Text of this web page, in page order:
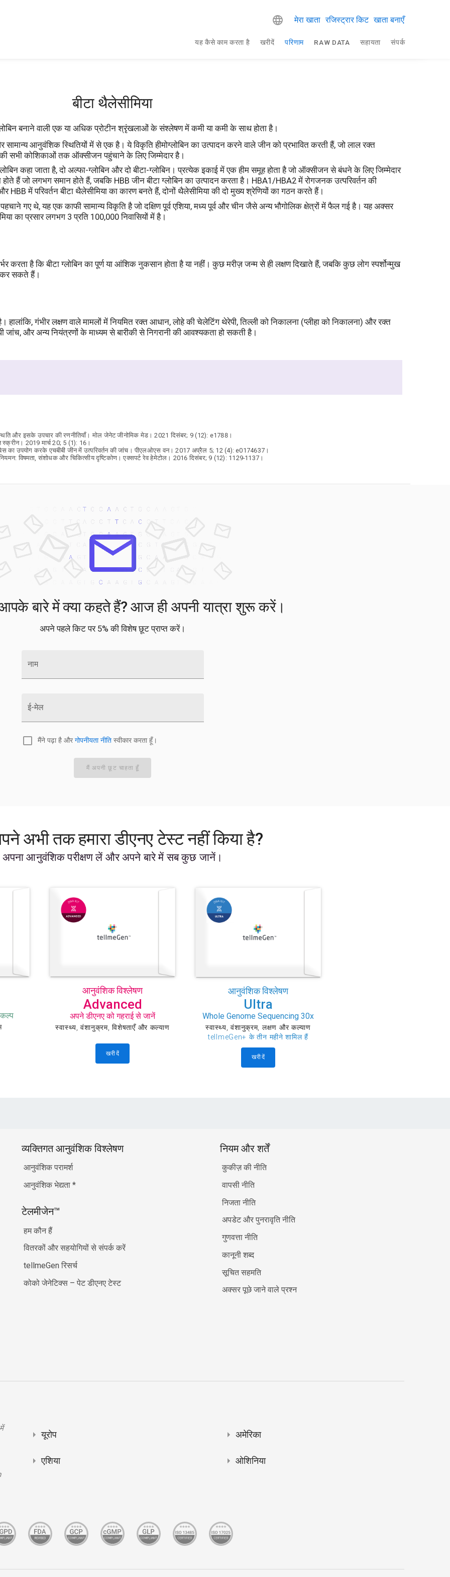
मेरा खाता रजिस्ट्रार किट खाता बनाएँ
यह कैसे काम करता है खरीदें परिणाम RAW DATA सहायता संपर्क
बीटा थैलेसीमिया
बनाने वाली एक या अधिक प्रोटीन श्रृंखलाओं के संश्लेषण में कमी या कमी के साथ होता है।
आनुवंशिक स्थितियों में से एक है। ये विकृति हीमोग्लोबिन का उत्पादन करने वाले जीन को प्रभावित करती हैं, जो लाल रक्त
सभी कोशिकाओं तक ऑक्सीजन पहुंचाने के लिए जिम्मेदार है।
कहा जाता है, दो अल्फा-ग्लोबिन और दो बीटा-ग्लोबिन। प्रत्येक इकाई में एक हीम समूह होता है जो ऑक्सीजन से बंधने के लिए जिम्मेदार
होते हैं जो लगभग समान होते हैं, जबकि HBB जीन बीटा ग्लोबिन का उत्पादन करता है। HBA1/HBA2 में रोगजनक उत्परिवर्तन की
में परिवर्तन बीटा थैलेसीमिया का कारण बनते हैं, दोनों थैलेसीमिया की दो मुख्य श्रेणियों का गठन करते हैं।
गए थे, यह एक काफी सामान्य विकृति है जो दक्षिण पूर्व एशिया, मध्य पूर्व और चीन जैसे अन्य भौगोलिक क्षेत्रों में फैल गई है। यह अक्सर
का प्रसार लगभग 3 प्रति 100,000 निवासियों में है।
करता है कि बीटा ग्लोबिन का पूर्ण या आंशिक नुकसान होता है या नहीं। कुछ मरीज़ जन्म से ही लक्षण दिखाते हैं, जबकि कुछ लोग स्पर्शोन्मुख
कर सकते हैं।
गंभीर लक्षण वाले मामलों में नियमित रक्त आधान, लोहे की चेलेटिंग थेरेपी, तिल्ली को निकालना (प्लीहा को निकालना) और रक्त
और अन्य नियंत्रणों के माध्यम से बारीकी से निगरानी की आवश्यकता हो सकती है।
स्थिति और इसके उपचार की रणनीतियाँ। मोल जेनेट जीनोमिक मेड। 2021 दिसंबर; 9 (12): e1788।
2019 मार्च 20; 5 (1): 16।
का उपयोग करके एचबीबी जीन में उत्परिवर्तन की जांच। पीएलओएस वन। 2017 अप्रैल 5; 12 (4): e0174637।
विषमता, संशोधक और चिकित्सीय दृष्टिकोण। एक्सपर्ट रेव हेमेटोल। 2016 दिसंबर; 9 (12): 1129-1137।
बारे में क्या कहते हैं? आज ही अपनी यात्रा शुरू करें।
अपने पहले किट पर 5% की विशेष छूट प्राप्त करें।
नाम
ई-मेल
मैंने पढ़ा है और गोपनीयता नीतिस्वीकार करता हूँ।
मैं अपनी छूट चाहता हूँ
अभी तक हमारा डीएनए टेस्ट नहीं किया है?
अपना आनुवंशिक परीक्षण लें और अपने बारे में सब कुछ जानें।
आनुवंशिक विश्लेषण
Advanced
अपने डीएनए को गहराई से जानें
स्वास्थ्य, वंशानुक्रम, विशेषताएँ और कल्याण
खरीदें
आनुवंशिक विश्लेषण
Ultra
Whole Genome Sequencing 30x
स्वास्थ्य, वंशानुक्रम, लक्षण और कल्याण
tellmeGen+ के तीन महीने शामिल हैं
खरीदें
व्यक्तिगत आनुवंशिक विश्लेषण
आनुवंशिक परामर्श
आनुवंशिक भेद्यता *
टेलमीजेन™
हम कौन हैं
वितरकों और सहयोगियों से संपर्क करें
tellmeGen रिसर्च
कोको जेनेटिक्स – पेट डीएनए टेस्ट
नियम और शर्तें
कुकीज़ की नीति
वापसी नीति
निजता नीति
अपडेट और पुनरावृति नीति
गुणवत्ता नीति
कानूनी शब्द
सूचित सहमति
अक्सर पूछे जाने वाले प्रश्न
यूरोप
एशिया
अमेरिका
ओशिनिया